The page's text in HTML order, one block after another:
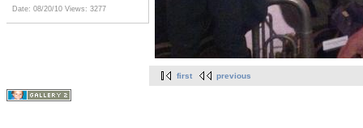
Date: 08/20/10 Views: 3277
first previous